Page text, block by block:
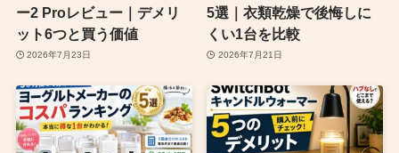
ー2 Proレビュー｜デメリ
ット6つと買う価値
2026年7月23日
5選｜衣類乾燥で後悔しに
くい1台を比較
2026年7月21日